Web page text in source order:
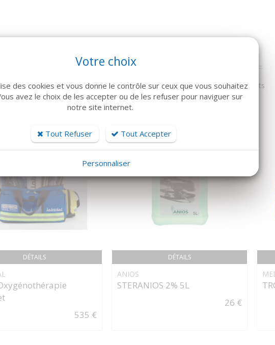
ARTICLES CONNEXES
de produits, découvrez également ces produits plébiscités par nos clients
DÉTAILS
535 €
DÉTAILS
ANIOS
STERANIOS 2% 5L
26 €
Votre choix
des cookies et vous donne le contrôle sur ceux que vous souhaitez
avez le choix de les accepter ou de les refuser pour naviguer sur
notre site internet.
Tout Refuser Tout Accepter
Personnaliser